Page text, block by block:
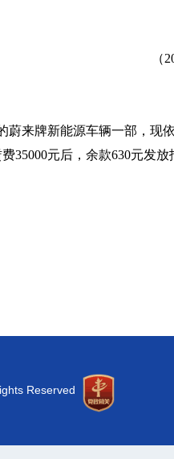
（
来牌新能源车辆一部，现
35000元后，余款630元发
Reserved